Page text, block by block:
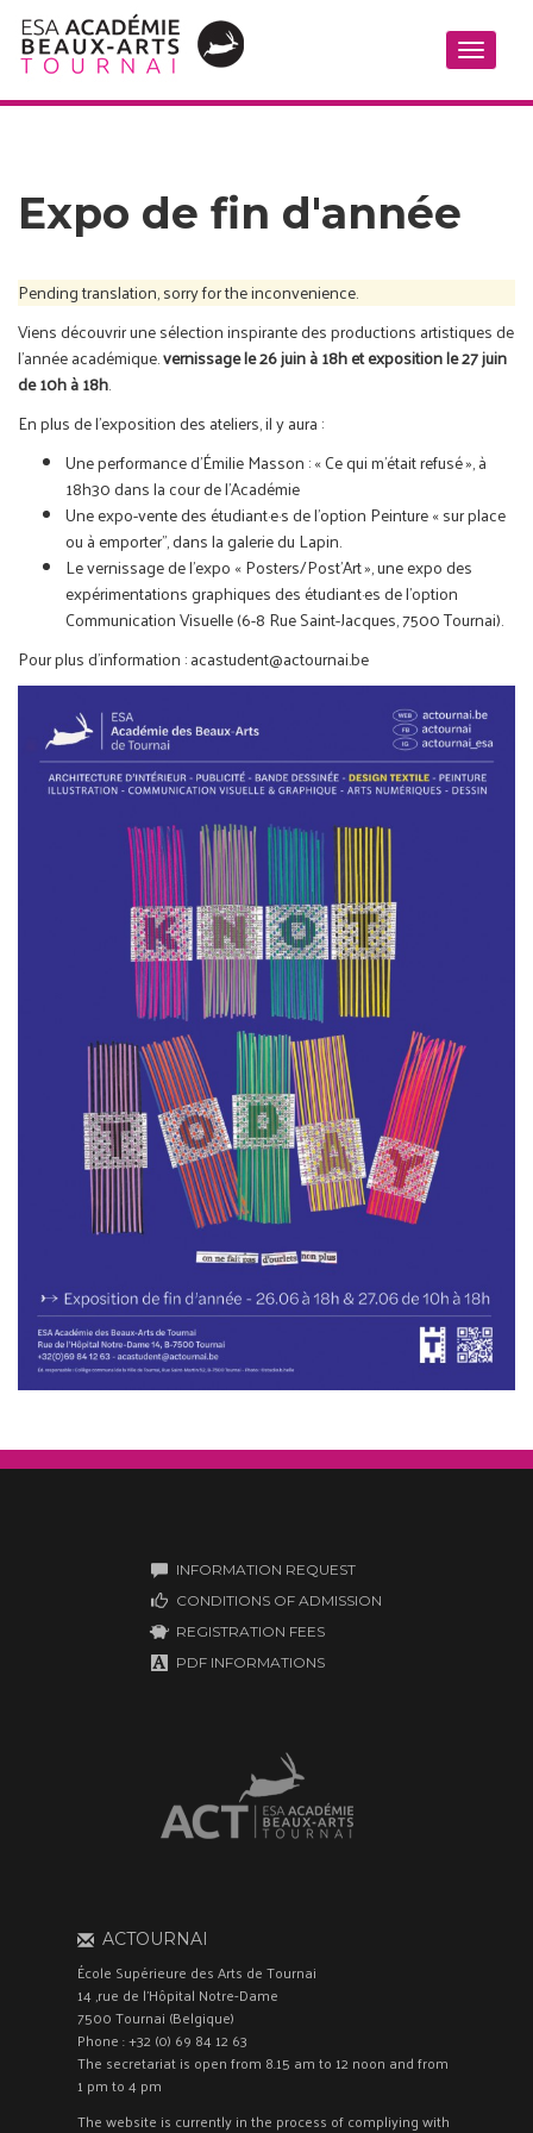
Toggle
Expo de fin d'année
Pending translation, sorry for the inconvenience.
Viens découvrir une sélection inspirante des productions artistiques de
l'année académique.vernissage le 26 juin à 18h et exposition le 27 juin
de 10h à 18h.
En plus de l’exposition des ateliers, il y aura :
Une performance d’Émilie Masson : « Ce qui m’était refusé », à
18h30 dans la cour de l’Académie
Une expo-vente des étudiant·e·s de l’option Peinture « sur place
ou à emporter", dans la galerie du Lapin.
Le vernissage de l’expo « Posters/Post’Art », une expo des
expérimentations graphiques des étudiant·es de l’option
Communication Visuelle (6-8 Rue Saint-Jacques, 7500 Tournai).
Pour plus d'information : acastudent@actournai.be
INFORMATION REQUEST
CONDITIONS OF ADMISSION
REGISTRATION FEES
PDF INFORMATIONS
ACTOURNAI
École Supérieure des Arts de Tournai
14 ,rue de l'Hôpital Notre-Dame
7500 Tournai (Belgique)
Phone : +32 (0) 69 84 12 63
The secretariat is open from 8.15 am to 12 noon and from
1 pm to 4 pm
The website is currently in the process of compliying with